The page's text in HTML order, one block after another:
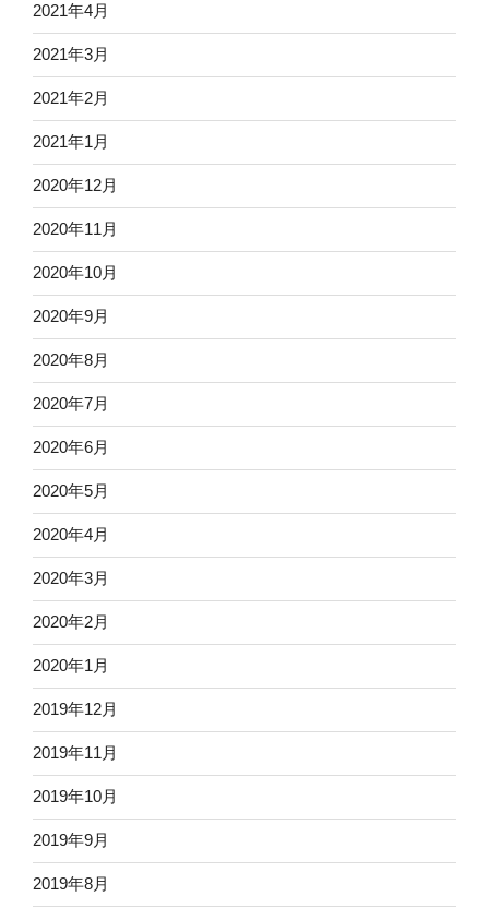
2021年4月
2021年3月
2021年2月
2021年1月
2020年12月
2020年11月
2020年10月
2020年9月
2020年8月
2020年7月
2020年6月
2020年5月
2020年4月
2020年3月
2020年2月
2020年1月
2019年12月
2019年11月
2019年10月
2019年9月
2019年8月